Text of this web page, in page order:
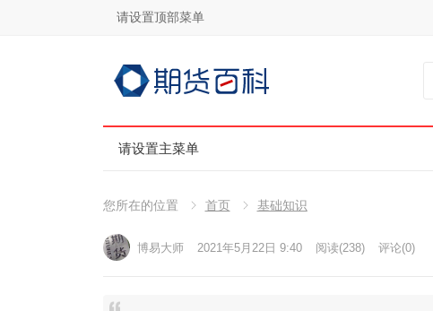
请设置顶部菜单
请设置主菜单
您所在的位置 首页 基础知识
博易大师 2021年5月22日 9:40 阅读(238) 评论(0)